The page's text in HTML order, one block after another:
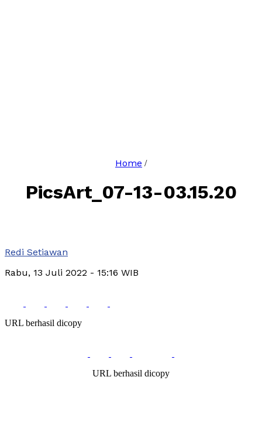
Home /
PicsArt_07-13-03.15.20
Redi Setiawan
Rabu, 13 Juli 2022 - 15:16 WIB
URL berhasil dicopy
URL berhasil dicopy